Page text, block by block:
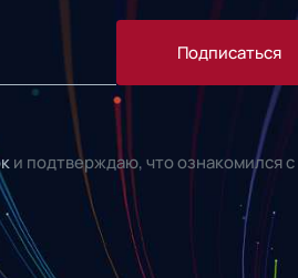
Подписаться
и подтверждаю, что ознакомился с